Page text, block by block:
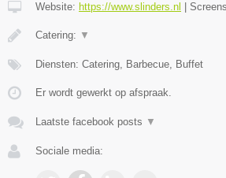
Website: https://www.slinders.nl
Catering: ▼
Diensten: Catering, Barbecue, Buffet
Er wordt gewerkt op afspraak.
Laatste facebook posts ▼
Sociale media: